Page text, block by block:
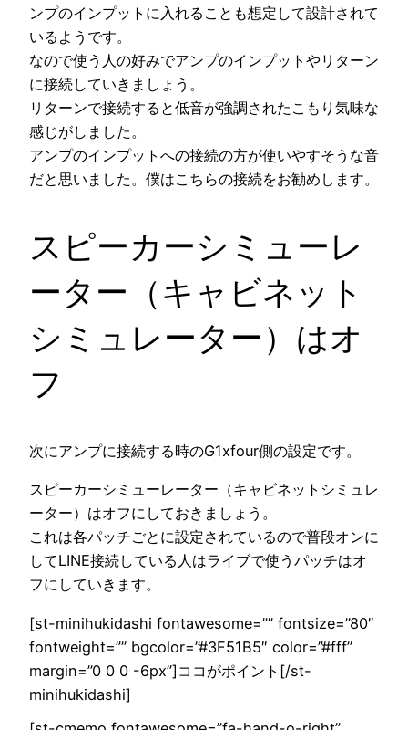
ンプのインプットに入れることも想定 して設計されて
いるようです。
なので使う人の好みでアンプのインプットやリターン
に接続していきましょう。
リターンで接続すると低音が強調されたこもり気味な
感じがしました。
アンプのインプットへの接続の方が使いやすそうな音
だと思いました。僕はこちらの接続をお勧めします。
スピーカーシミューレ
ーター（キャビネット
シミュレーター）はオ
フ
次にアンプに接続する時のG1xfour側の設定です。
スピーカーシミューレーター（キャビネットシミュレ
ーター）はオフにしておきましょう。
これは各パッチごとに設定されているので普段オンに
してLINE接続している人はライブで使うパッチはオ
フにしていきます。
[st-minihukidashi fontawesome=”” fontsize=”80″
fontweight=”” bgcolor=”#3F51B5″ color=”#fff”
margin=”0 0 0 -6px”]ココがポイント[/st-
minihukidashi]